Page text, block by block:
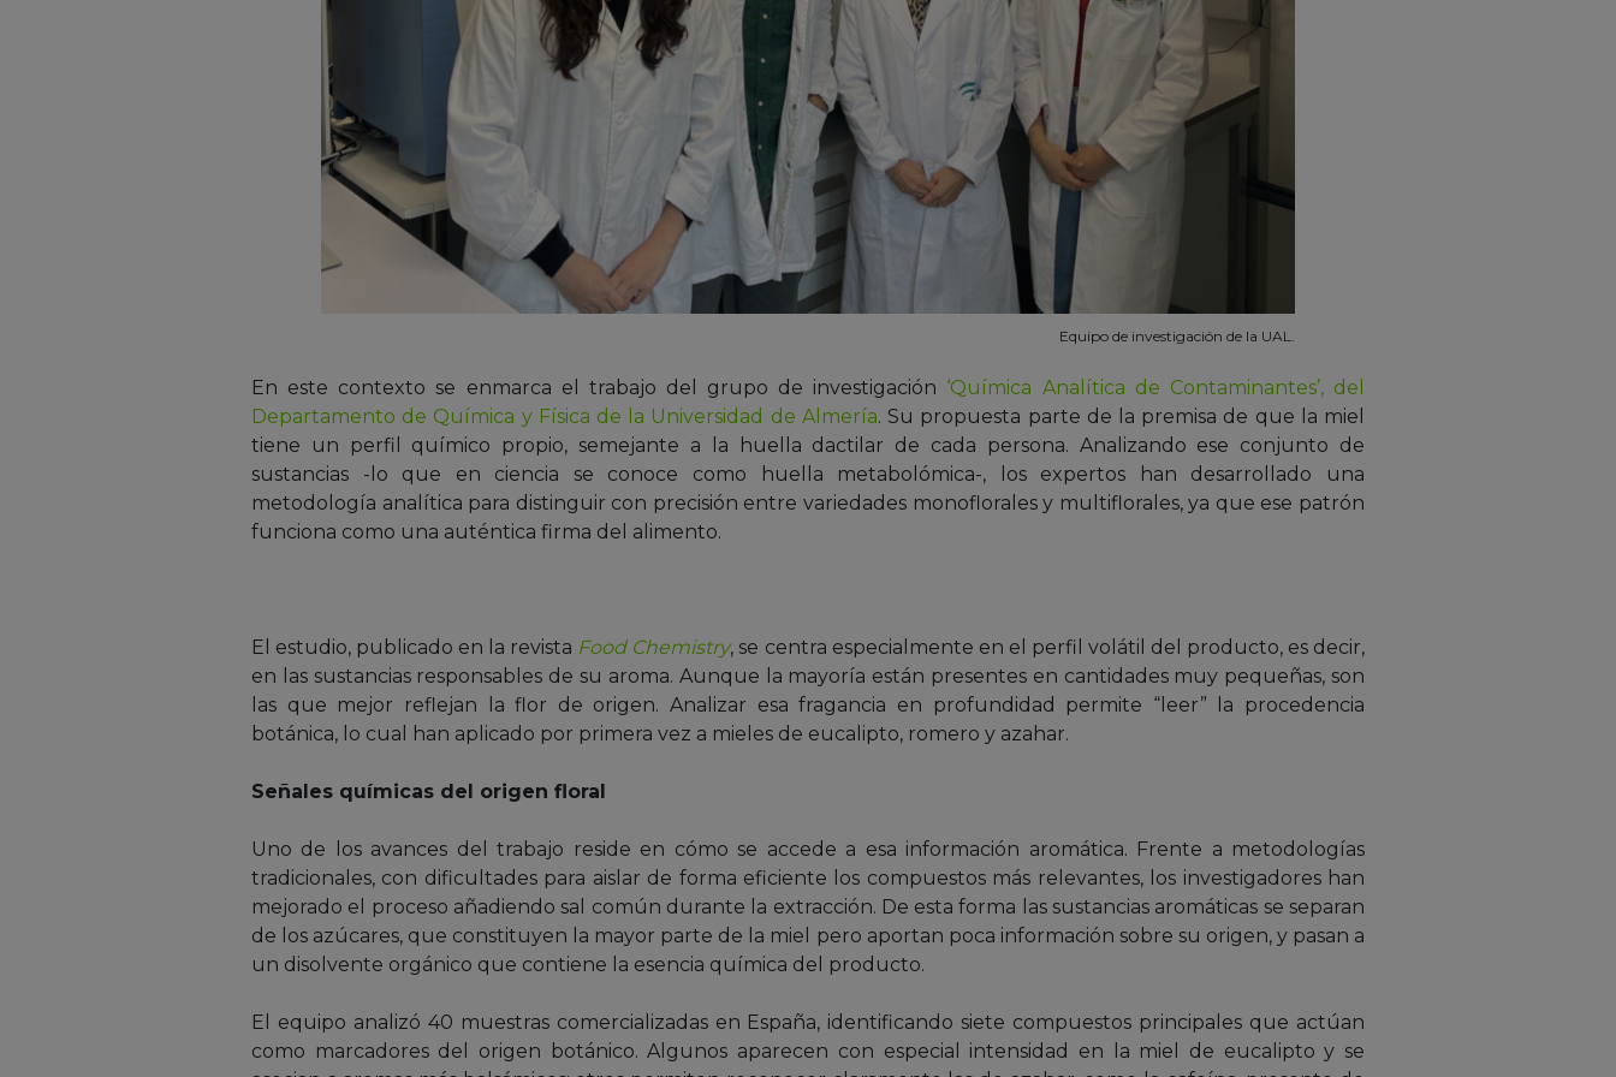
Equipo de investigación de la UAL.
En este contexto se enmarca el trabajo del grupo de investigación ‘Química Analítica de Contaminantes’, del
Departamento de Química y Física de la Universidad de Almería. Su propuesta parte de la premisa de que la miel
tiene un perfil químico propio, semejante a la huella dactilar de cada persona. Analizando ese conjunto de
sustancias -lo que en ciencia se conoce como huella metabolómica-, los expertos han desarrollado una
metodología analítica para distinguir con precisión entre variedades monoflorales y multiflorales, ya que ese patrón
funciona como una auténtica firma del alimento.
El estudio, publicado en la revista Food Chemistry, se centra especialmente en el perfil volátil del producto, es decir,
en las sustancias responsables de su aroma. Aunque la mayoría están presentes en cantidades muy pequeñas, son
las que mejor reflejan la flor de origen. Analizar esa fragancia en profundidad permite “leer” la procedencia
botánica, lo cual han aplicado por primera vez a mieles de eucalipto, romero y azahar.
Señales químicas del origen floral
Uno de los avances del trabajo reside en cómo se accede a esa información aromática. Frente a metodologías
tradicionales, con dificultades para aislar de forma eficiente los compuestos más relevantes, los investigadores han
mejorado el proceso añadiendo sal común durante la extracción. De esta forma las sustancias aromáticas se separan
de los azúcares, que constituyen la mayor parte de la miel pero aportan poca información sobre su origen, y pasan a
un disolvente orgánico que contiene la esencia química del producto.
El equipo analizó 40 muestras comercializadas en España, identificando siete compuestos principales que actúan
como marcadores del origen botánico. Algunos aparecen con especial intensidad en la miel de eucalipto y se